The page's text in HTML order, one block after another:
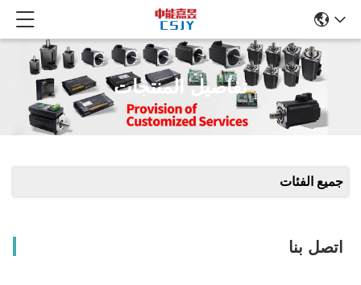
تفاصيل المنتجات
جميع الفئات
اتصل بنا